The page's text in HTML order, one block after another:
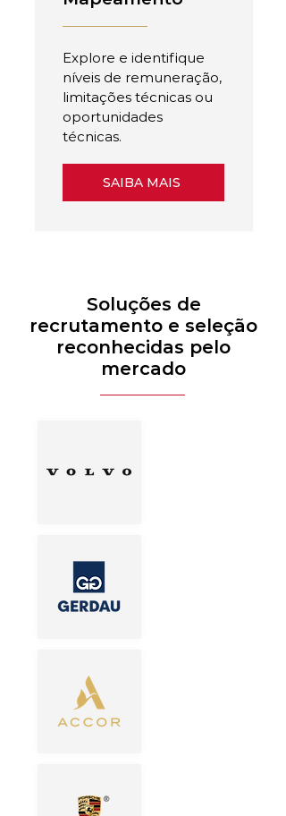
Explore e identifique
níveis de remuneração,
limitações técnicas ou
oportunidades
técnicas.
SAIBA MAIS
Soluções de
recrutamento e seleção
reconhecidas pelo
mercado